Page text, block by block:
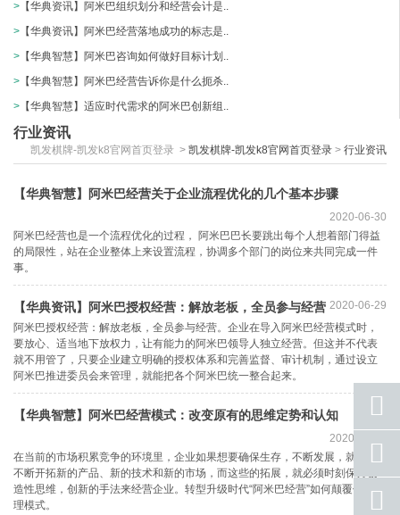
> 【华典资讯】阿米巴组织划分和经营会计是..
> 【华典资讯】阿米巴经营落地成功的标志是..
> 【华典智慧】阿米巴咨询如何做好目标计划..
> 【华典智慧】阿米巴经营告诉你是什么扼杀..
> 【华典智慧】适应时代需求的阿米巴创新组..
行业资讯
凯发棋牌-凯发k8官网首页登录 > 凯发棋牌-凯发k8官网首页登录 > 行业资讯
【华典智慧】阿米巴经营关于企业流程优化的几个基本步骤
2020-06-30
阿米巴经营也是一个流程优化的过程， 阿米巴巴长要跳出每个人想着部门得益
的局限性，站在企业整体上来设置流程，协调多个部门的岗位来共同完成一件
事。
【华典资讯】阿米巴授权经营：解放老板，全员参与经营 2020-06-29
阿米巴授权经营：解放老板，全员参与经营。企业在导入阿米巴经营模式时，
要放心、适当地下放权力，让有能力的阿米巴领导人独立经营。但这并不代表
就不用管了，只要企业建立明确的授权体系和完善监督、审计机制，通过设立
阿米巴推进委员会来管理，就能把各个阿米巴统一整合起来。
【华典智慧】阿米巴经营模式：改变原有的思维定势和认知
2020-06-29
在当前的市场积累竞争的环境里，企业如果想要确保生存，不断发展，就必须
不断开拓新的产品、新的技术和新的市场，而这些的拓展，就必须时刻保持创
造性思维，创新的手法来经营企业。转型升级时代“阿米巴经营”如何颠覆传统管
理模式。
座机
号码
手机
号码